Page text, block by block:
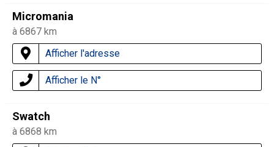
Micromania
à 6867 km
Afficher l'adresse
Afficher le N°
Swatch
à 6868 km